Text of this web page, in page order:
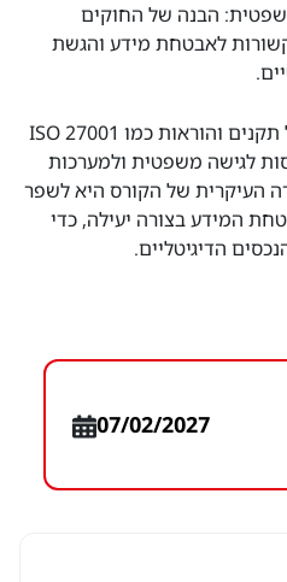
הבנה של החוקים
לאבטחת מידע והגשת
כמו כן, הקורס יכלול ניתוח של תקנים והוראות כמו ISO 27001
לגישה משפטית ולמערכות
העיקרית של הקורס היא לשפר
המידע בצורה יעילה, כדי
הדיגיטליים.
07/02/2027